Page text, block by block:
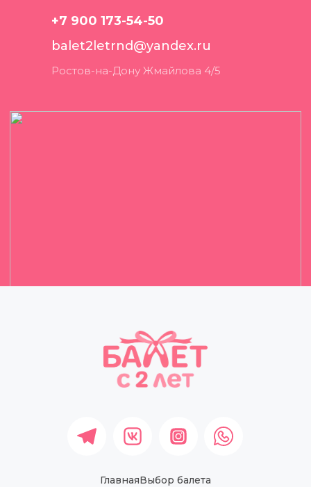
+7 900 173-54-50
Ростов-на-Дону Жмайлова 4/5
balet2letrnd@yandex.ru
ГлавнаяВыбор балета